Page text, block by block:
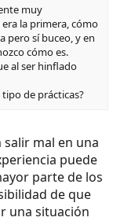
muy
la primera, cómo
pero sí buceo, y en
cómo es.
al ser hinflado
de prácticas?
salir mal en una
puede
parte de los
de que
una situación